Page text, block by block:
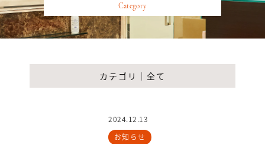
Category
カテゴリ｜全て
2024.12.13
お知らせ